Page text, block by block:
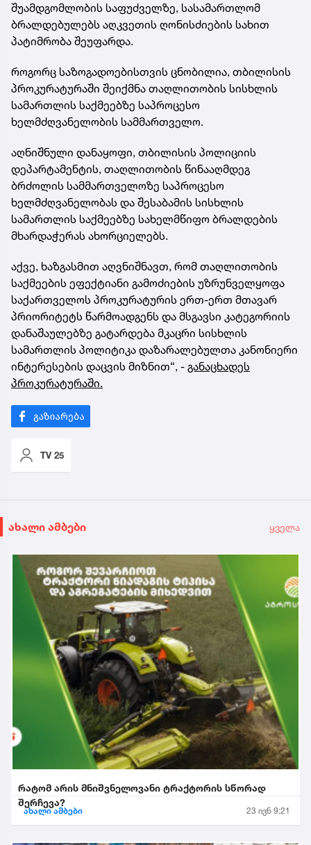
შუამდგომლობის საფუძველზე, სასამართლომ
ბრალდებულებს აღკვეთის ღონისძიების სახით
პატიმრობა შეუფარდა.
როგორც საზოგადოებისთვის ცნობილია, თბილისის
პროკურატურაში შეიქმნა თაღლითობის სისხლის
სამართლის საქმეებზე საპროცესო
ხელმძღვანელობის სამმართველო.
აღნიშნული დანაყოფი, თბილისის პოლიციის
დეპარტამენტის, თაღლითობის წინააღმდეგ
ბრძოლის სამმართველოზე საპროცესო
ხელმძღვანელობას და შესაბამის სისხლის
სამართლის საქმეებზე სახელმწიფო ბრალდების
მხარდაჭერას ახორციელებს.
აქვე, ხაზგასმით აღვნიშნავთ, რომ თაღლითობის
საქმეების ეფექტიანი გამოძიების უზრუნველყოფა
საქართველოს პროკურატურის ერთ-ერთ მთავარ
პრიორიტეტს წარმოადგენს და მსგავსი კატეგორიის
დანაშაულებზე გატარდება მკაცრი სისხლის
სამართლის პოლიტიკა დაზარალებულთა კანონიერი
ინტერესების დაცვის მიზნით“, - განაცხადეს
პროკურატურაში.
TV 25
ახალი ამბები ყველა
რატომ არის მნიშვნელოვანი ტრაქტორის სწორად
შერჩევა?
ახალი ამბები 23 ივნ 9:21